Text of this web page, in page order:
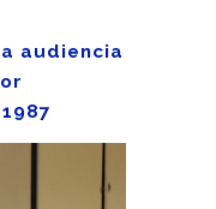
audiencia